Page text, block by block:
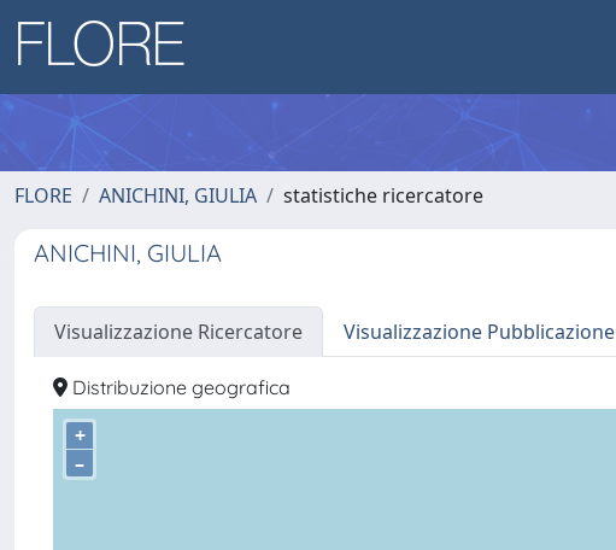
FLORE ANICHINI, GIULIA statistiche ricercatore
ANICHINI, GIULIA
Visualizzazione Ricercatore Visualizzazione Pubblicazione
Distribuzione geografica
+
–